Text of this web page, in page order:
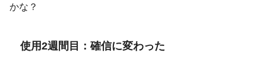
かな？
使用2週間目：確信に変わった